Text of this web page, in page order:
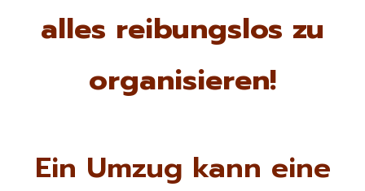
alles reibungslos zu
organisieren!
Ein Umzug kann eine